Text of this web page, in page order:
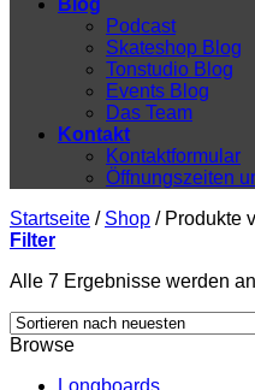
Blog
Podcast
Skateshop Blog
Tonstudio Blog
Events Blog
Das Team
Kontakt
Kontaktformular
Öffnungszeiten
Startseite / Shop /Produkte
Filter
Alle 7 Ergebnisse werden
Browse
Longboards